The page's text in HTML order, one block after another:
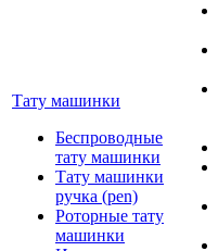
Тату машинки
Беспроводные
тату машинки
Тату машинки
ручка (pen)
Роторные тату
машинки